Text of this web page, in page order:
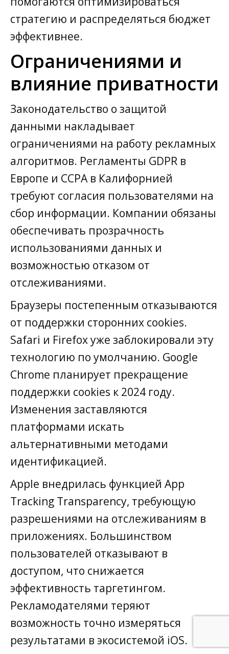
стратегию и распределяться бюджет
эффективнее.
Ограничениями и
влияние приватности
Законодательство о защитой
данными накладывает
ограничениями на работу рекламных
алгоритмов. Регламенты GDPR в
Европе и CCPA в Калифорнией
требуют согласия пользователями на
сбор информации. Компании обязаны
обеспечивать прозрачность
использованиями данных и
возможностью отказом от
отслеживаниями.
Браузеры постепенным отказываются
от поддержки сторонних cookies.
Safari и Firefox уже заблокировали эту
технологию по умолчанию. Google
Chrome планирует прекращение
поддержки cookies к 2024 году.
Изменения заставляются
платформами искать
альтернативными методами
идентификацией.
Apple внедрилась функцией App
Tracking Transparency, требующую
разрешениями на отслеживаниям в
приложениях. Большинством
пользователей отказывают в
доступом, что снижается
эффективность таргетингом.
Рекламодателями теряют
возможность точно измеряться
результатами в экосистемой iOS.